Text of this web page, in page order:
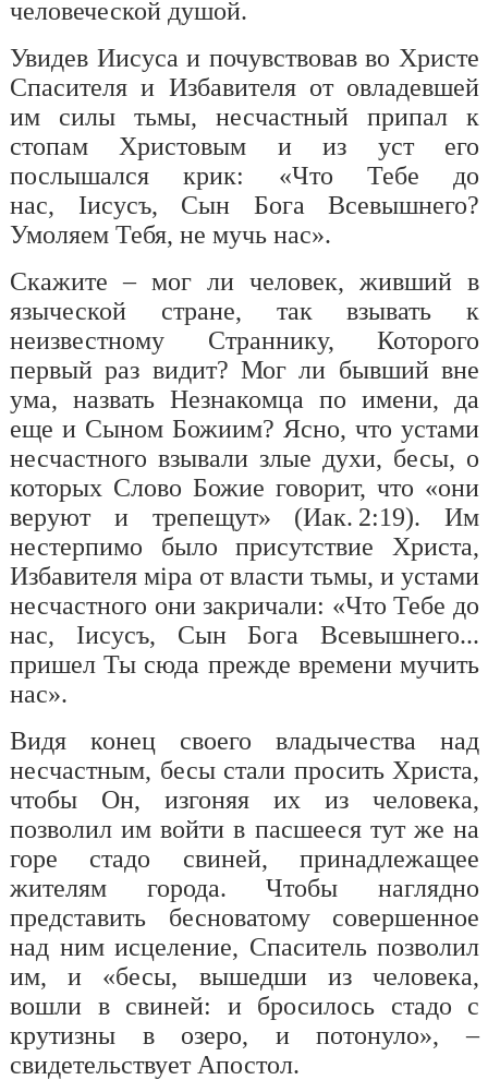
человеческой душой.
Увидев Иисуса и почувствовав во Христе
Спасителя и Избавителя от овладевшей
им силы тьмы, несчастный припал к
стопам Христовым и из уст его
послышался крик: «Что Тебе до
нас, Iисусъ, Сын Бога Всевышнего?
Умоляем Тебя, не мучь нас».
Скажите – мог ли человек, живший в
языческой стране, так взывать к
неизвестному Страннику, Которого
первый раз видит? Мог ли бывший вне
ума, назвать Незнакомца по имени, да
еще и Сыном Божиим? Ясно, что устами
несчастного взывали злые духи, бесы, о
которых Слово Божие говорит, что «они
веруют и трепещут» (Иак. 2:19). Им
нестерпимо было присутствие Христа,
Избавителя мiра от власти тьмы, и устами
несчастного они закричали: «Что Тебе до
нас, Iисусъ, Сын Бога Всевышнего...
пришел Ты сюда прежде времени мучить
нас».
Видя конец своего владычества над
несчастным, бесы стали просить Христа,
чтобы Он, изгоняя их из человека,
позволил им войти в пасшееся тут же на
горе стадо свиней, принадлежащее
жителям города. Чтобы наглядно
представить бесноватому совершенное
над ним исцеление, Спаситель позволил
им, и «бесы, вышедши из человека,
вошли в свиней: и бросилось стадо с
крутизны в озеро, и потонуло», –
свидетельствует Апостол.